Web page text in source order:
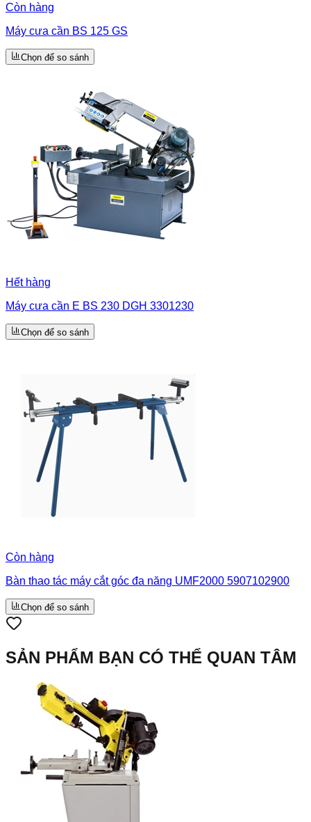
Còn hàng
Máy cưa cần BS 125 GS
Chọn để so sánh
Hết hàng
Máy cưa cần E BS 230 DGH 3301230
Chọn để so sánh
Còn hàng
Bàn thao tác máy cắt góc đa năng UMF2000 5907102900
Chọn để so sánh
SẢN PHẨM BẠN CÓ THỂ QUAN TÂM